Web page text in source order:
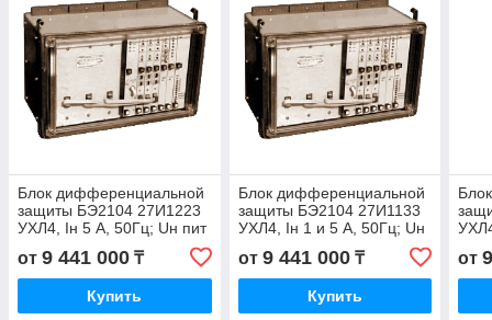
Блок дифференциальной
защиты БЭ2104 27И1223
УХЛ4, Iн 5 А, 50Гц; Uн пит
110В, Iвыравн.вх.: 1) 1-5А,
2) 1-5А, 3)
от 9 441 000 ₸
Купить
Блок дифференциальной
защиты БЭ2104 27И1133
УХЛ4, Iн 1 и 5 А, 50Гц; Uн
пит 110В, Iвыравн.вх.: 1)
0,25-1А, 2)
от 9 441 000₸
Купить
2)
от